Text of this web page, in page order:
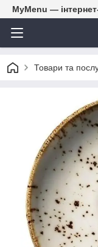
MyMenu —
Товари та